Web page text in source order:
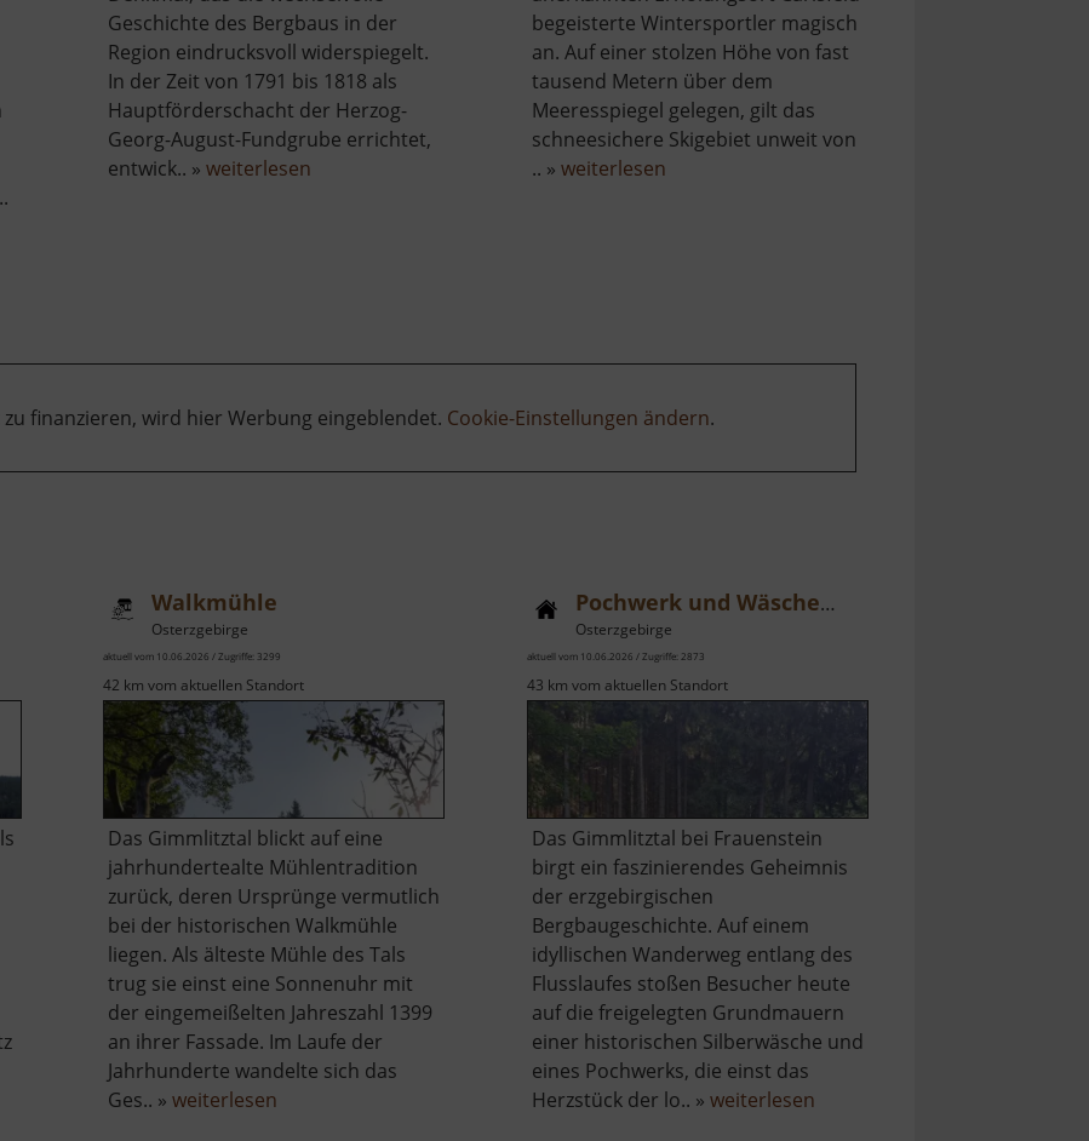
Geschichte des Bergbaus in der
Region eindrucksvoll widerspiegelt.
In der Zeit von 1791 bis 1818 als
Hauptförderschacht der Herzog-
Georg-August-Fundgrube errichtet,
entwick.. »weiterlesen
begeisterte Wintersportler magisch
an. Auf einer stolzen Höhe von fast
tausend Metern über dem
Meeresspiegel gelegen, gilt das
schneesichere Skigebiet unweit von
.. » weiterlesenüber
finanzieren, wird hier Werbung eingeblendet. Cookie-Einstellungen ändern.
Walkmühle
Osterzgebirge
aktuell vom 10.06.2026 / Zugriffe: 3299
42 km vom aktuellen Standort
Das Gimmlitztal blickt auf eine
jahrhundertealte Mühlentradition
zurück, deren Ursprünge vermutlich
bei der historischen Walkmühle
liegen. Als älteste Mühle des Tals
trug sie einst eine Sonnenuhr mit
der eingemeißelten Jahreszahl 1399
an ihrer Fassade. Im Laufe der
Jahrhunderte wandelte sich das
Ges.. »weiterlesen
Pochwerk und Wäsche Friedrich August Erbstolln und Friedrich Christoph Erbstolln
Osterzgebirge
aktuell vom 10.06.2026 / Zugriffe: 2873
43 km vom aktuellen Standort
Das Gimmlitztal bei Frauenstein
birgt ein faszinierendes Geheimnis
der erzgebirgischen
Bergbaugeschichte. Auf einem
idyllischen Wanderweg entlang des
Flusslaufes stoßen Besucher heute
auf die freigelegten Grundmauern
einer historischen Silberwäsche und
eines Pochwerks, die einst das
Herzstück der lo.. » weiterlesenüber